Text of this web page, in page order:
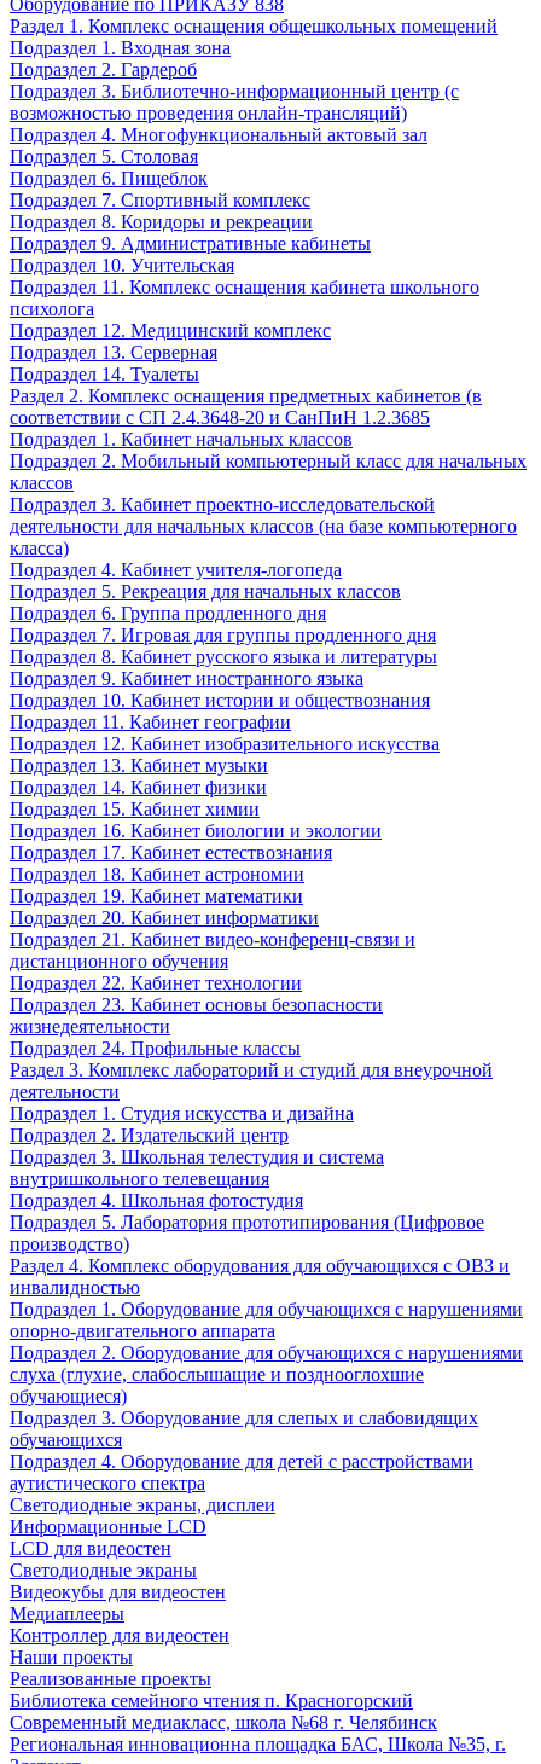
Оборудование по ПРИКАЗУ 838
Раздел 1. Комплекс оснащения общешкольных помещений
Подраздел 1. Входная зона
Подраздел 2. Гардероб
Подраздел 3. Библиотечно-информационный центр (с
возможностью проведения онлайн-трансляций)
Подраздел 4. Многофункциональный актовый зал
Подраздел 5. Столовая
Подраздел 6. Пищеблок
Подраздел 7. Спортивный комплекс
Подраздел 8. Коридоры и рекреации
Подраздел 9. Административные кабинеты
Подраздел 10. Учительская
Подраздел 11. Комплекс оснащения кабинета школьного
психолога
Подраздел 12. Медицинский комплекс
Подраздел 13. Серверная
Подраздел 14. Туалеты
Раздел 2. Комплекс оснащения предметных кабинетов (в
соответствии с СП 2.4.3648-20 и СанПиН 1.2.3685
Подраздел 1. Кабинет начальных классов
Подраздел 2. Мобильный компьютерный класс для начальных
классов
Подраздел 3. Кабинет проектно-исследовательской
деятельности для начальных классов (на базе компьютерного
класса)
Подраздел 4. Кабинет учителя-логопеда
Подраздел 5. Рекреация для начальных классов
Подраздел 6. Группа продленного дня
Подраздел 7. Игровая для группы продленного дня
Подраздел 8. Кабинет русского языка и литературы
Подраздел 9. Кабинет иностранного языка
Подраздел 10. Кабинет истории и обществознания
Подраздел 11. Кабинет географии
Подраздел 12. Кабинет изобразительного искусства
Подраздел 13. Кабинет музыки
Подраздел 14. Кабинет физики
Подраздел 15. Кабинет химии
Подраздел 16. Кабинет биологии и экологии
Подраздел 17. Кабинет естествознания
Подраздел 18. Кабинет астрономии
Подраздел 19. Кабинет математики
Подраздел 20. Кабинет информатики
Подраздел 21. Кабинет видео-конференц-связи и
дистанционного обучения
Подраздел 22. Кабинет технологии
Подраздел 23. Кабинет основы безопасности
жизнедеятельности
Подраздел 24. Профильные классы
Раздел 3. Комплекс лабораторий и студий для внеурочной
деятельности
Подраздел 1. Студия искусства и дизайна
Подраздел 2. Издательский центр
Подраздел 3. Школьная телестудия и система
внутришкольного телевещания
Подраздел 4. Школьная фотостудия
Подраздел 5. Лаборатория прототипирования (Цифровое
производство)
Раздел 4. Комплекс оборудования для обучающихся с ОВЗ и
инвалидностью
Подраздел 1. Оборудование для обучающихся с нарушениями
опорно-двигательного аппарата
Подраздел 2. Оборудование для обучающихся с нарушениями
слуха (глухие, слабослышащие и позднооглохшие
обучающиеся)
Подраздел 3. Оборудование для слепых и слабовидящих
обучающихся
Подраздел 4. Оборудование для детей с расстройствами
аутистического спектра
Светодиодные экраны, дисплеи
Информационные LCD
LCD для видеостен
Светодиодные экраны
Видеокубы для видеостен
Медиаплееры
Контроллер для видеостен
Наши проекты
Реализованные проекты
Библиотека семейного чтения п. Красногорский
Современный медиакласс, школа №68 г. Челябинск
Региональная инновационна площадка БАС, Школа №35, г.